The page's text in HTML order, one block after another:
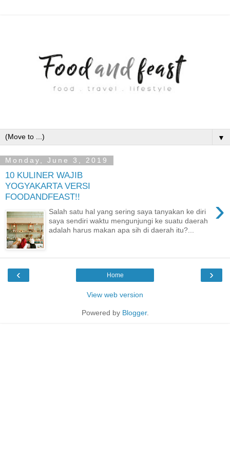
▼
Monday, June 3, 2019
10 KULINER WAJIB
YOGYAKARTA VERSI
FOODANDFEAST!!
›
Salah satu hal yang sering saya tanyakan ke diri
saya sendiri waktu mengunjungi ke suatu daerah
adalah harus makan apa sih di daerah itu?...
‹ ›
Home
View web version
Powered by Blogger.